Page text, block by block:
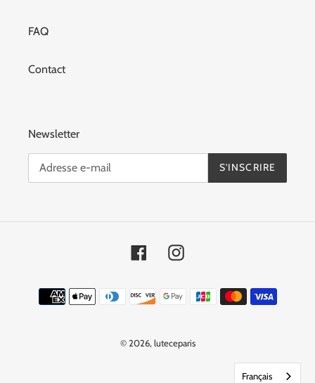
FAQ
Contact
Newsletter
S'INSCRIRE
FacebookInstagram
Moyens
de
© 2026,luteceparis
Français